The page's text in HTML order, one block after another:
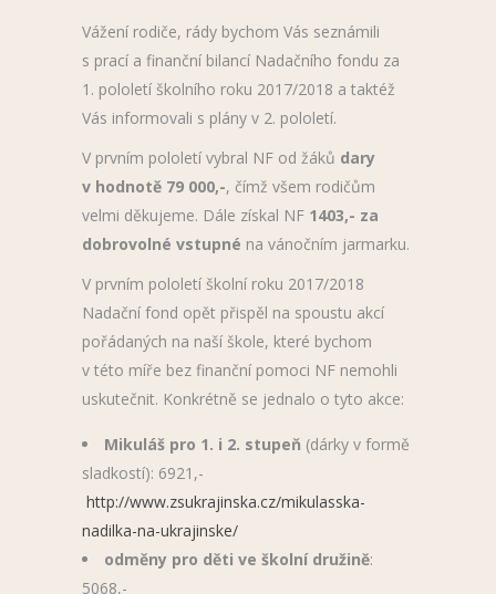
Vážení rodiče, rády bychom Vás seznámili
s prací a finanční bilancí Nadačního fondu za
1. pololetí školního roku 2017/2018 a taktéž
Vás informovali s plány v 2. pololetí.
V prvním pololetí vybral NF od žáků dary
v hodnotě 79 000,-, čímž všem rodičům
velmi děkujeme. Dále získal NF 1403,- za
dobrovolné vstupné na vánočním jarmarku.
V prvním pololetí školní roku 2017/2018
Nadační fond opět přispěl na spoustu akcí
pořádaných na naší škole, které bychom
v této míře bez finanční pomoci NF nemohli
uskutečnit. Konkrétně se jednalo o tyto akce:
Mikuláš pro 1. i 2. stupeň (dárky v formě
sladkostí): 6921,-
http://www.zsukrajinska.cz/mikulasska-
nadilka-na-ukrajinske/
odměny pro děti ve školní družině:
5068,-